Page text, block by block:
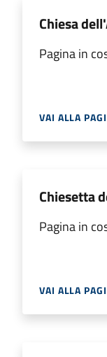
Chiesa
Pagina in
VAI ALLA
Chiesetta
Pagina in
VAI ALLA